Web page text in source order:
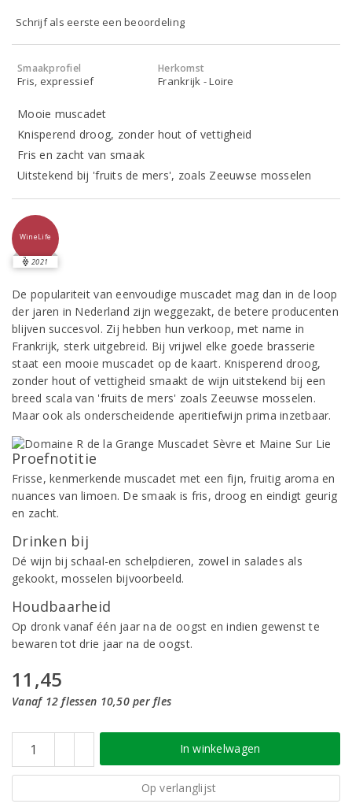
Schrijf als eerste een beoordeling
Smaakprofiel
Fris, expressief
Herkomst
Frankrijk - Loire
Mooie muscadet
Knisperend droog, zonder hout of vettigheid
Fris en zacht van smaak
Uitstekend bij 'fruits de mers', zoals Zeeuwse mosselen
WineLife
2021
De populariteit van eenvoudige muscadet mag dan in de loop
der jaren in Nederland zijn weggezakt, de betere producenten
blijven succesvol. Zij hebben hun verkoop, met name in
Frankrijk, sterk uitgebreid. Bij vrijwel elke goede brasserie
staat een mooie muscadet op de kaart. Knisperend droog,
zonder hout of vettigheid smaakt de wijn uitstekend bij een
breed scala van 'fruits de mers' zoals Zeeuwse mosselen.
Maar ook als onderscheidende aperitiefwijn prima inzetbaar.
Proefnotitie
Frisse, kenmerkende muscadet met een fijn, fruitig aroma en
nuances van limoen. De smaak is fris, droog en eindigt geurig
en zacht.
Drinken bij
Dé wijn bij schaal-en schelpdieren, zowel in salades als
gekookt, mosselen bijvoorbeeld.
Houdbaarheid
Op dronk vanaf één jaar na de oogst en indien gewenst te
bewaren tot drie jaar na de oogst.
11,45
Vanaf 12 flessen 10,50 per fles
In winkelwagen
Op verlanglijst